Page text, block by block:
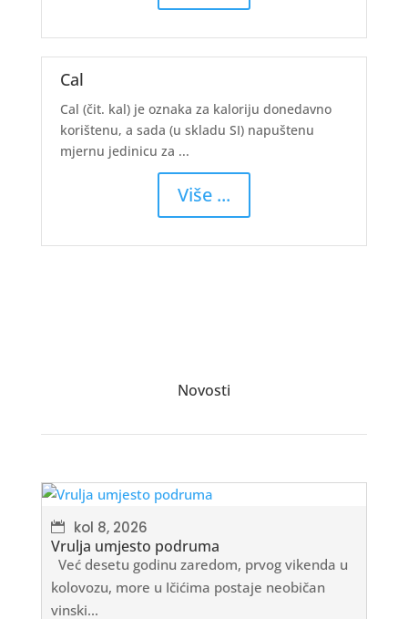
Cal
Cal (čit. kal) je oznaka za kaloriju donedavno
korištenu, a sada (u skladu SI) napuštenu
mjernu jedinicu za ...
Više ...
Novosti
kol 8, 2026
Vrulja umjesto podruma
Već desetu godinu zaredom, prvog vikenda u
kolovozu, more u Ičićima postaje neobičan
vinski...